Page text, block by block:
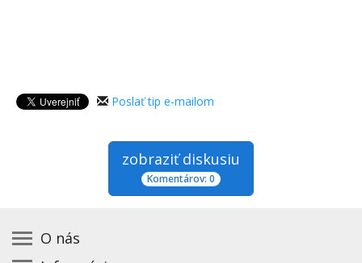
Poslať tip e-mailom
zobraziť diskusiu
Komentárov: 0
O nás